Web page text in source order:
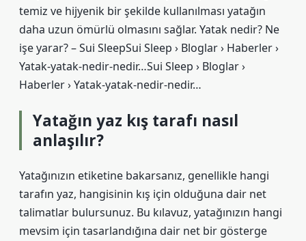
temiz ve hijyenik bir şekilde kullanılması yatağın
daha uzun ömürlü olmasını sağlar. Yatak nedir? Ne
işe yarar? – Sui SleepSui Sleep › Bloglar › Haberler ›
Yatak-yatak-nedir-nedir…Sui Sleep › Bloglar ›
Haberler › Yatak-yatak-nedir-nedir…
Yatağın yaz kış tarafı nasıl
anlaşılır?
Yatağınızın etiketine bakarsanız, genellikle hangi
tarafın yaz, hangisinin kış için olduğuna dair net
talimatlar bulursunuz. Bu kılavuz, yatağınızın hangi
mevsim için tasarlandığına dair net bir gösterge